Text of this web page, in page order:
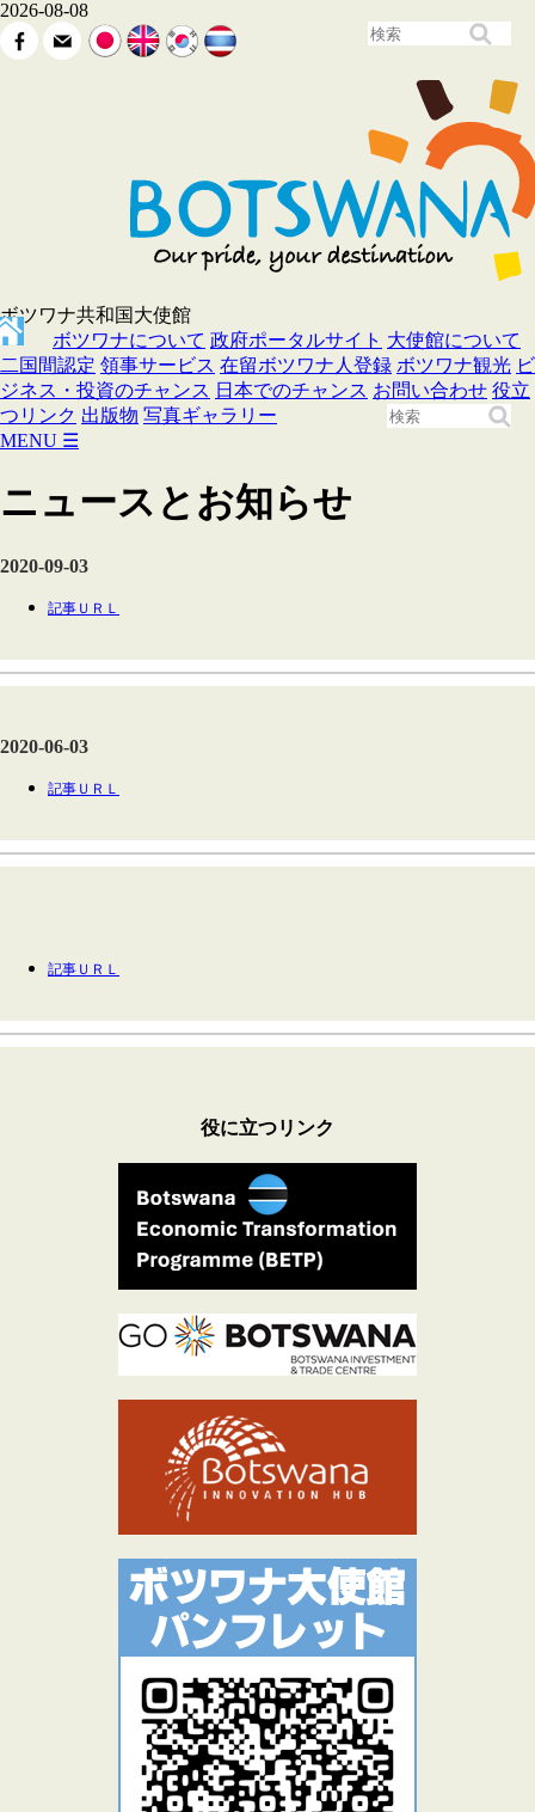
2026-08-08
ボツワナ共和国大使館
ボツワナについて 政府ポータルサイト 大使館について
二国間認定 領事サービス 在留ボツワナ人登録 ボツワナ観光 ビ
ジネス・投資のチャンス 日本でのチャンス お問い合わせ 役立
つリンク 出版物 写真ギャラリー
MENU ☰
ニュースとお知らせ
2020-09-03
記事ＵＲＬ
2020-06-03
記事ＵＲＬ
記事ＵＲＬ
役に立つリンク